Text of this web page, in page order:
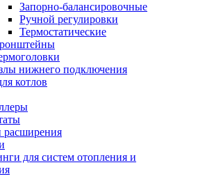
Запорно-балансировочные
Ручной регулировки
Термостатические
нижнего подключения
котлов
для систем отопления и